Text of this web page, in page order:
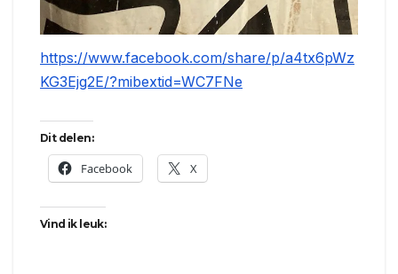
https://www.facebook.com/share/p/a4tx6pWz
KG3Ejg2E/?mibextid=WC7FNe
Dit delen:
Facebook X
Vind ik leuk: